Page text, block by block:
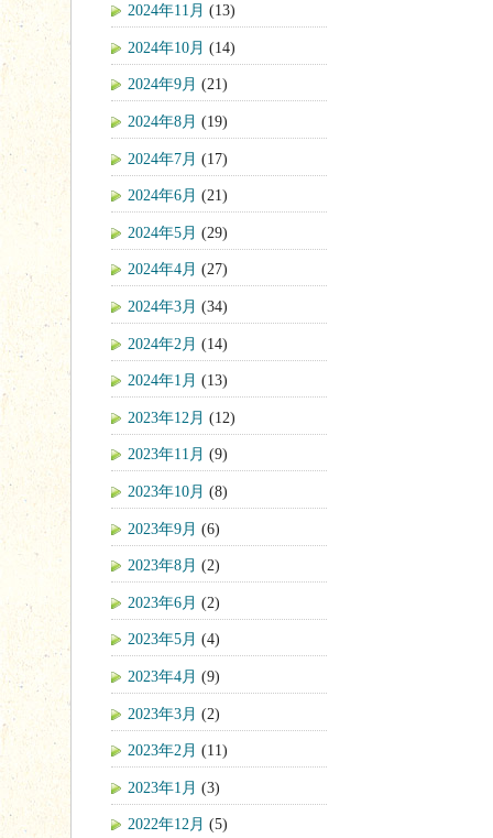
2024年11月 (13)
2024年10月 (14)
2024年9月 (21)
2024年8月 (19)
2024年7月 (17)
2024年6月 (21)
2024年5月 (29)
2024年4月 (27)
2024年3月 (34)
2024年2月 (14)
2024年1月 (13)
2023年12月 (12)
2023年11月 (9)
2023年10月 (8)
2023年9月 (6)
2023年8月 (2)
2023年6月 (2)
2023年5月 (4)
2023年4月 (9)
2023年3月 (2)
2023年2月 (11)
2023年1月 (3)
2022年12月 (5)